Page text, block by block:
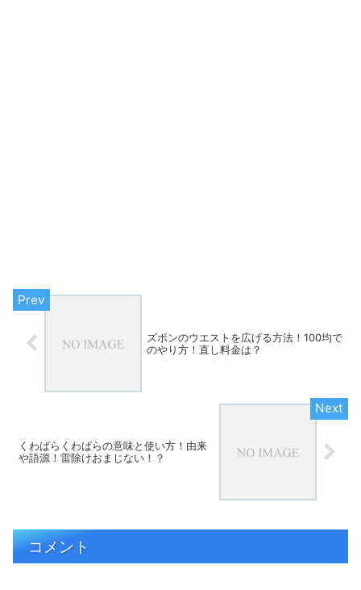
ズボンのウエストを広げる方法！100均で
のやり方！直し料金は？
くわばらくわばらの意味と使い方！由来
や語源！雷除けおまじない！？
コメント